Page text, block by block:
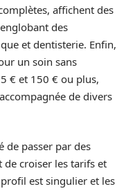
affichent des
des
et dentisterie. Enfin,
un soin sans
€ et 150 € ou plus,
de divers
de passer par des
croiser les tarifs et
est singulier et les